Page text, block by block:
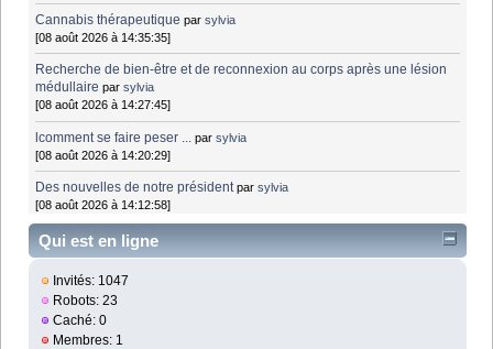
Cannabis thérapeutique parsylvia
[08 août 2026 à 14:35:35]
Recherche de bien-être et de reconnexion au corps après une lésion
médullaire parsylvia
[08 août 2026 à 14:27:45]
lcomment se faire peser ... parsylvia
[08 août 2026 à 14:20:29]
Des nouvelles de notre président parsylvia
[08 août 2026 à 14:12:58]
Qui est en ligne
Invités: 1047
Robots: 23
Caché: 0
Membres: 1